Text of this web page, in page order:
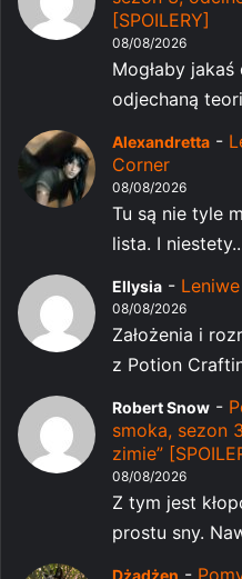
[SPOILERY]
08/08/2026
Mogłaby
odjechaną
Alexandretta -
Corner
08/08/2026
Tu są nie tyle
lista. I
Ellysia -
08/08/2026
Założenia i
z Potion
Robert Snow -
smoka, sezon
zimie”
08/08/2026
Z tym jest
prostu sny.